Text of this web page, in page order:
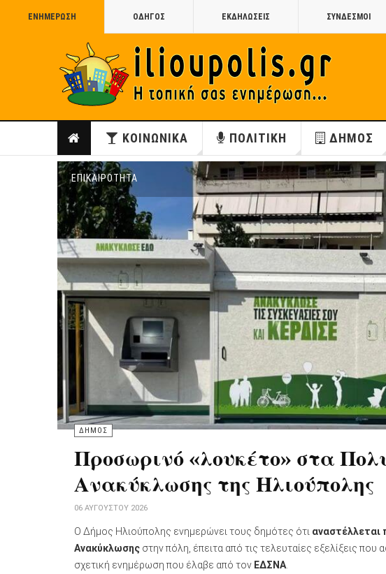
ΕΝΗΜΕΡΩΣΗ ΟΔΗΓΟΣ ΕΚΔΗΛΩΣΕΙΣ ΣΥΝΔΕΣΜΟΙ
ΚΟΙΝΩΝΙΚΑ ΠΟΛΙΤΙΚΗ ΔΗΜΟΣ
ΕΠΙΚΑΙΡΟΤΗΤΑ
ΔΗΜΟΣ
Προσωρινό «λουκέτο» στα
Ανακύκλωσης της Ηλιούπολης
06 ΑΥΓΟΎΣΤΟΥ 2026
Ο Δήμος Ηλιούπολης ενημερώνει τους δημότες ότι αναστέλλεται
Ανακύκλωσης στην πόλη, έπειτα από τις τελευταίες εξελίξεις που
σχετική ενημέρωση που έλαβε από τον ΕΔΣΝΑ